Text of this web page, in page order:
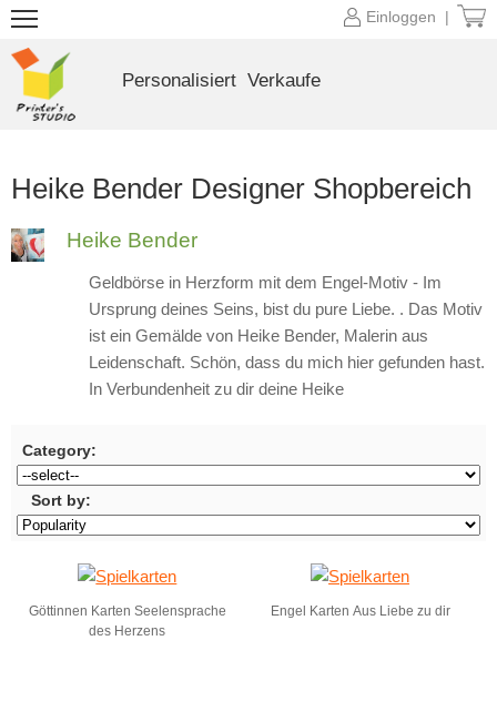
Einloggen |
Personalisiert Verkaufe
Heike Bender Designer Shopbereich
Heike Bender
Geldbörse in Herzform mit dem Engel-Motiv - Im
Ursprung deines Seins, bist du pure Liebe. . Das Motiv
ist ein Gemälde von Heike Bender, Malerin aus
Leidenschaft. Schön, dass du mich hier gefunden hast.
In Verbundenheit zu dir deine Heike
Category:
Sort by:
Göttinnen Karten Seelensprache
des Herzens
Engel Karten Aus Liebe zu dir